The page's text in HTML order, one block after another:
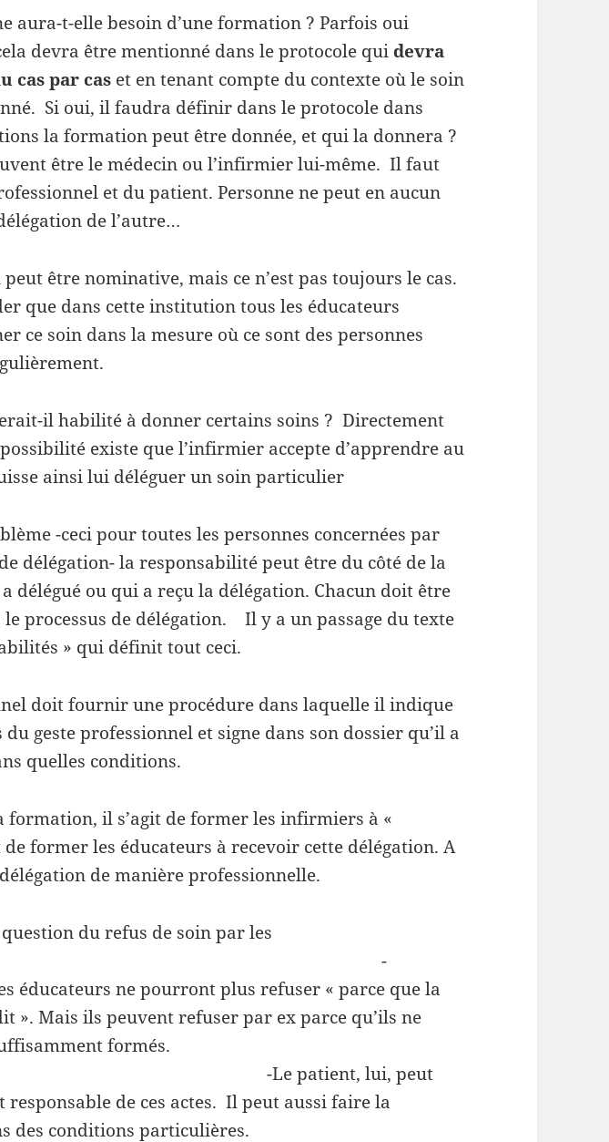
aura-t-elle besoin d’une formation ? Parfois oui
devra être mentionné dans le protocole qui devra
cas par cas et en tenant compte du contexte où le soin
Si oui, il faudra définir dans le protocole dans
la formation peut être donnée, et qui la donnera ?
être le médecin ou l’infirmier lui-même. Il faut
et du patient. Personne ne peut en aucun
de l’autre…
être nominative, mais ce n’est pas toujours le cas.
que dans cette institution tous les éducateurs
ce soin dans la mesure où ce sont des personnes
il habilité à donner certains soins ? Directement
existe que l’infirmier accepte d’apprendre au
ainsi lui déléguer un soin particulier
-ceci pour toutes les personnes concernées par
délégation- la responsabilité peut être du côté de la
délégué ou qui a reçu la délégation. Chacun doit être
processus de délégation. Il y a un passage du texte
» qui définit tout ceci.
doit fournir une procédure dans laquelle il indique
geste professionnel et signe dans son dossier qu’il a
quelles conditions.
formation, il s’agit de former les infirmiers à «
de former les éducateurs à recevoir cette délégation. A
de manière professionnelle.
du refus de soin par les
: -
éducateurs ne pourront plus refuser « parce que la
». Mais ils peuvent refuser par ex parce qu’ils ne
formés.
lui, peut
responsable de ces actes. Il peut aussi faire la
des conditions particulières.